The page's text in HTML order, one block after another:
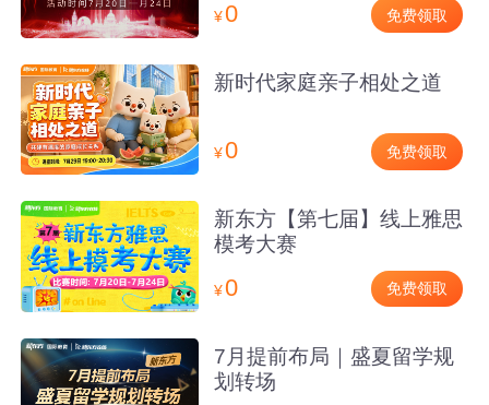
¥0 免费领取
新时代家庭亲子相处之道
¥0 免费领取
新东方【第七届】线上雅思
模考大赛
¥0 免费领取
7月提前布局｜盛夏留学规
划转场